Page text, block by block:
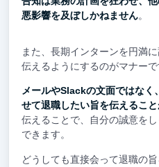
悪影響を及ぼしかねません。
また、長期インターンを円満
伝えるようにするのがマナーで
メールやSlackの文面ではなく
せて退職したい旨を伝えるこ
伝えることで、自分の誠意を
できます。
どうしても直接会って退職の